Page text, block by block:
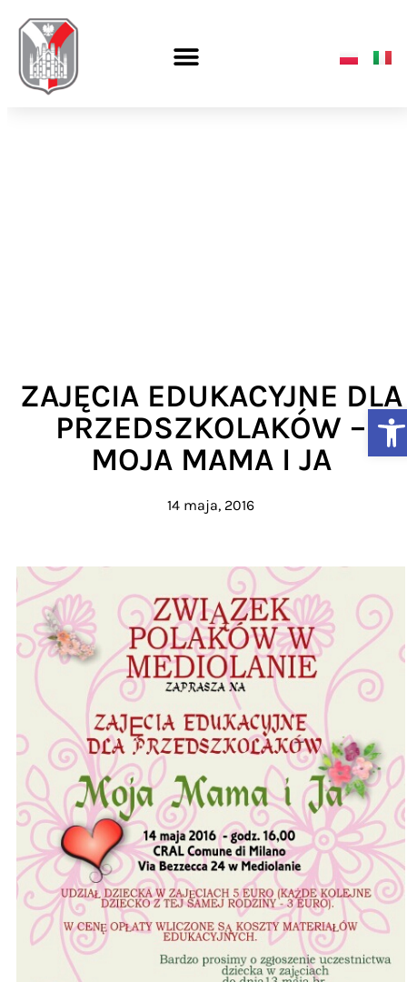
ZAJĘCIA EDUKACYJNE DLA
PRZEDSZKOLAKÓW –
MOJA MAMA I JA
14 maja, 2016